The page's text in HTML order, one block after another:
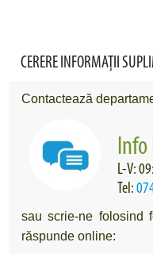
CERERE INFORMAȚII
Contactează
Info
L-V:
Tel:
sau scrie-ne folosind
răspunde online: